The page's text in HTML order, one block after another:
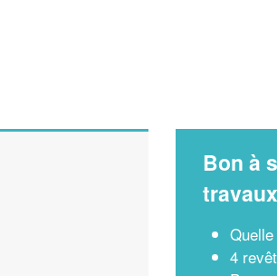
Bon à
travaux
4